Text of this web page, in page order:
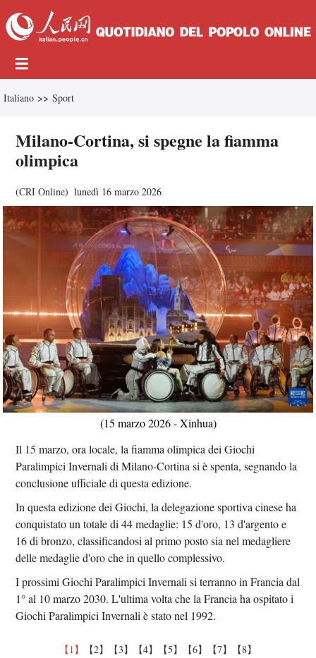
Italiano >> Sport
Milano-Cortina, si spegne la fiamma
olimpica
(CRI Online) lunedì 16 marzo 2026
(15 marzo 2026 - Xinhua)
Il 15 marzo, ora locale, la fiamma olimpica dei Giochi
Paralimpici Invernali di Milano-Cortina si è spenta, segnando la
conclusione ufficiale di questa edizione.
In questa edizione dei Giochi, la delegazione sportiva cinese ha
conquistato un totale di 44 medaglie: 15 d'oro, 13 d'argento e
16 di bronzo, classificandosi al primo posto sia nel medagliere
delle medaglie d'oro che in quello complessivo.
I prossimi Giochi Paralimpici Invernali si terranno in Francia dal
1° al 10 marzo 2030. L'ultima volta che la Francia ha ospitato i
Giochi Paralimpici Invernali è stato nel 1992.
【1】 【2】 【3】 【4】 【5】 【6】 【7】 【8】